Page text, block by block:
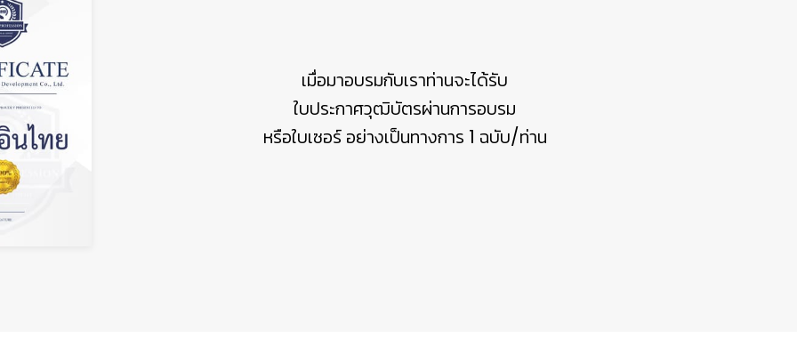
เมื่อมาอบรมกับเราท่านจะได้รับ
ใบประกาศวุฒิบัตรผ่านการอบรม
หรือใบเซอร์ อย่างเป็นทางการ 1 ฉบับ/ท่าน